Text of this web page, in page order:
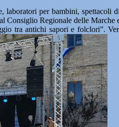
laboratori per bambini,
Consiglio Regionale delle
tra antichi sapori e folclori”.